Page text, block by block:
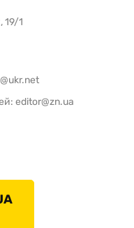
19/1
editor@zn.ua